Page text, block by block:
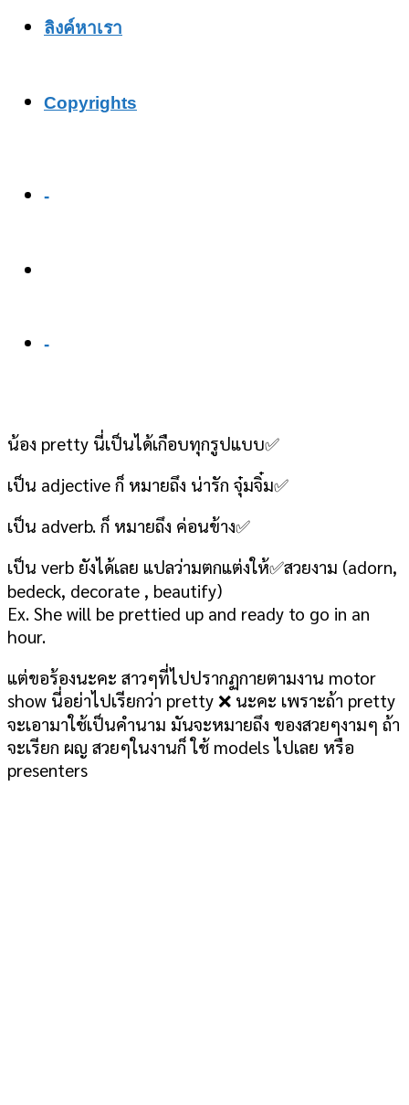
ลิงค์หาเรา
Copyrights
-
-
น้อง pretty นี่เป็นได้เกือบทุกรูปแบบ✅
เป็น adjective ก็ หมายถึง น่ารัก จุ๋มจิ๋ม✅
เป็น adverb. ก็ หมายถึง ค่อนข้าง✅
เป็น verb ยังได้เลย แปลว่ามตกแต่งให้✅สวยงาม (adorn,
bedeck, decorate , beautify)
Ex. She will be prettied up and ready to go in an
hour.
แต่ขอร้องนะคะ สาวๆที่ไปปรากฏกายตามงาน motor
show นี่อย่าไปเรียกว่า pretty ❌ นะคะ เพราะถ้า pretty
จะเอามาใช้เป็นคำนาม มันจะหมายถึง ของสวยๆงามๆ ถ้า
จะเรียก ผญ สวยๆในงานก็ ใช้ models ไปเลย หรือ
presenters